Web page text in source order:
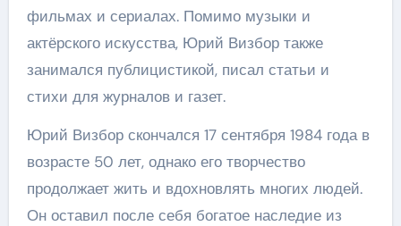
фильмах и сериалах. Помимо музыки и
актёрского искусства, Юрий Визбор также
занимался публицистикой, писал статьи и
стихи для журналов и газет.
Юрий Визбор скончался 17 сентября 1984 года в
возрасте 50 лет, однако его творчество
продолжает жить и вдохновлять многих людей.
Он оставил после себя богатое наследие из